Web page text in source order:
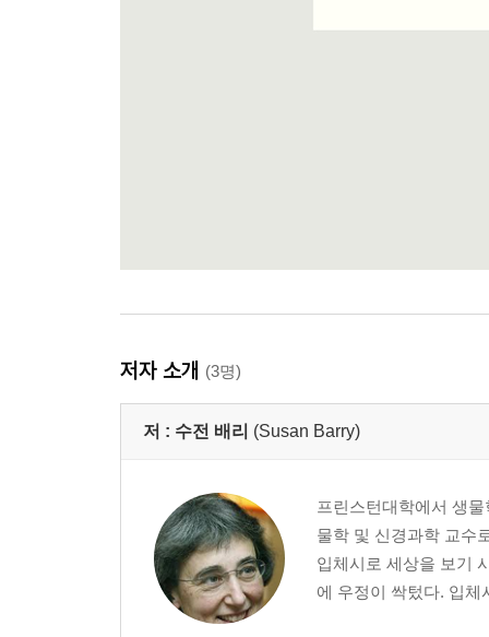
저자 소개 (3명)
저 : 수전 배리 (Susan Barry)
프린스턴대학에서 생
물학 및 신경과학 교수
입체시로 세상을 보기
에 우정이 싹텄다. 입체